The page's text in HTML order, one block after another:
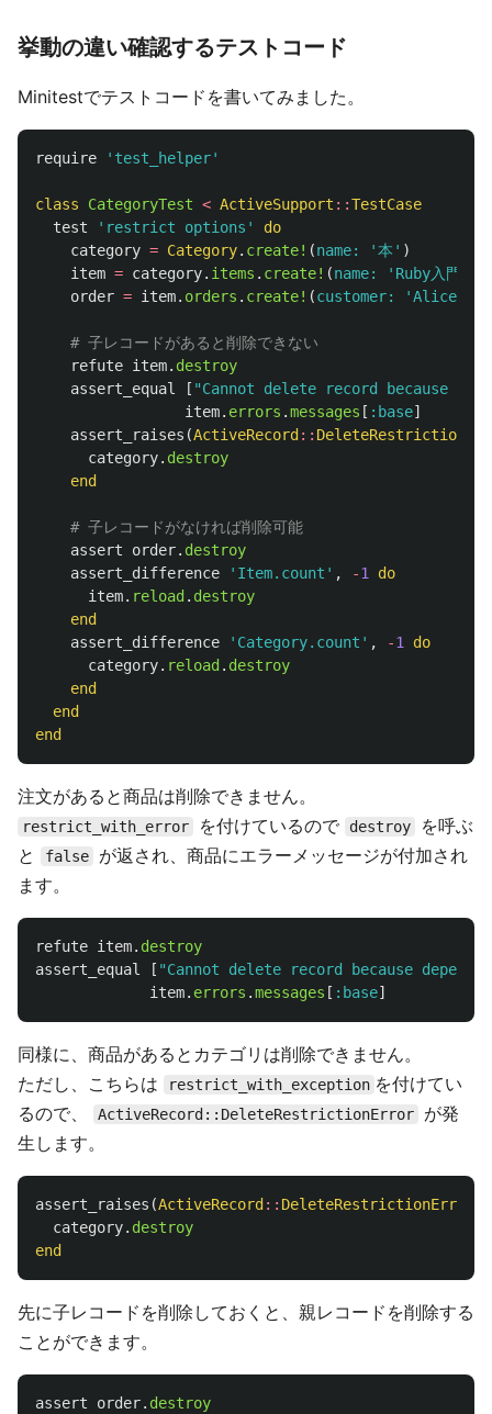
挙動の違い確認するテストコード
Minitestでテストコードを書いてみました。
require 'test_helper'
class CategoryTest < ActiveSupport ::TestCase
test
'restrict options'
do
category = Category. create! (name: '本' )
item = category. items . create! (name: 'Ruby入門'
order = item. orders . create! (customer: 'Alice'
# 子レコードがあると削除できない
refute item. destroy
assert_equal
[ "Cannot delete record because
item. errors .messages [ :base]
assert_raises (ActiveRecord ::
category. destroy
end
# 子レコードがなければ削除可能
assert
order. destroy
assert_difference
'Item.count' , -1
do
item. reload . destroy
end
assert_difference
'Category.count' , -1
do
category. reload . destroy
end
end
end
注文があると商品は削除できません。
restrict_with_error を付けているので destroy
を呼ぶ
と
false
が返され、商品にエラーメッセージが付加され
ます。
refute item. destroy
assert_equal
[ "Cannot delete record because
item. errors .messages [ :base]
同様に、商品があるとカテゴリは削除できません。
ただし、こちらは
restrict_with_exception を付けてい
るので、
ActiveRecord::DeleteRestrictionError
が発
生します。
assert_raises (ActiveRecord :: DeleteRestrictionError
category. destroy
end
先に子レコードを削除しておくと、親レコードを削除する
ことができます。
assert order. destroy